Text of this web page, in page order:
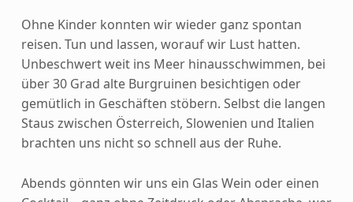
Ohne Kinder konnten wir wieder ganz spontan
reisen. Tun und lassen, worauf wir Lust hatten.
Unbeschwert weit ins Meer hinausschwimmen, bei
über 30 Grad alte Burgruinen besichtigen oder
gemütlich in Geschäften stöbern. Selbst die langen
Staus zwischen Österreich, Slowenien und Italien
brachten uns nicht so schnell aus der Ruhe.
Abends gönnten wir uns ein Glas Wein oder einen